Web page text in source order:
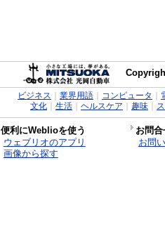
ビジネス 業界用語｜ コンピュータ
文化｜ 生活｜ ヘルスケア 趣味｜
便利にWeblioを使う
お問
ウェブリオのアプリ
画像から探す
お問